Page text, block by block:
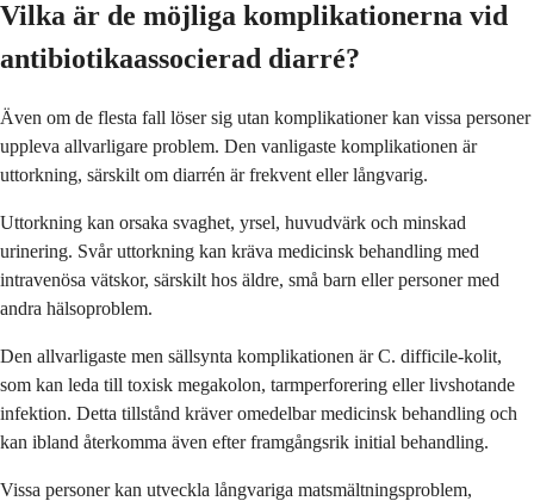
Vilka är de möjliga komplikationerna vid
antibiotikaassocierad diarré?
Även om de flesta fall löser sig utan komplikationer kan vissa personer
uppleva allvarligare problem. Den vanligaste komplikationen är
uttorkning, särskilt om diarrén är frekvent eller långvarig.
Uttorkning kan orsaka svaghet, yrsel, huvudvärk och minskad
urinering. Svår uttorkning kan kräva medicinsk behandling med
intravenösa vätskor, särskilt hos äldre, små barn eller personer med
andra hälsoproblem.
Den allvarligaste men sällsynta komplikationen är C. difficile-kolit,
som kan leda till toxisk megakolon, tarmperforering eller livshotande
infektion. Detta tillstånd kräver omedelbar medicinsk behandling och
kan ibland återkomma även efter framgångsrik initial behandling.
Vissa personer kan utveckla långvariga matsmältningsproblem,